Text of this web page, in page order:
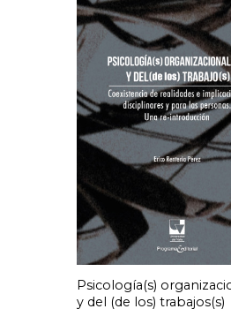
Psicología(s)
y del (de los) trabajos(s)